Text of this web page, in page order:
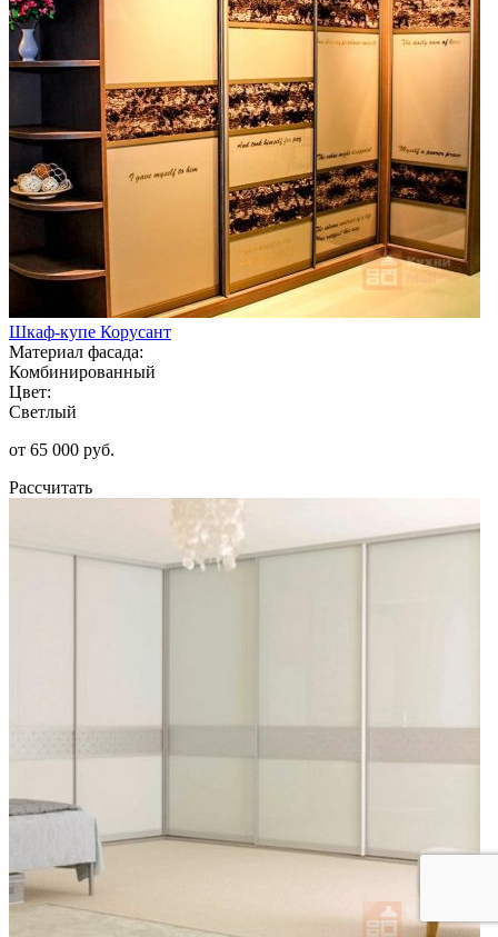
Шкаф-купе Корусант
Материал фасада:
Комбинированный
Цвет:
Светлый
от 65 000 руб.
Рассчитать